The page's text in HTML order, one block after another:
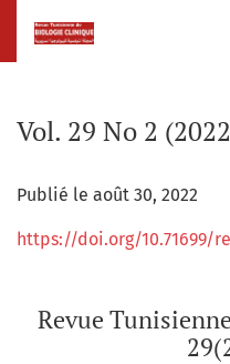
Vol. 29 No 2 (2022):
Vol. 29 No 2
Publié le août 30, 2022
https://doi.org/10.71699/
Revue